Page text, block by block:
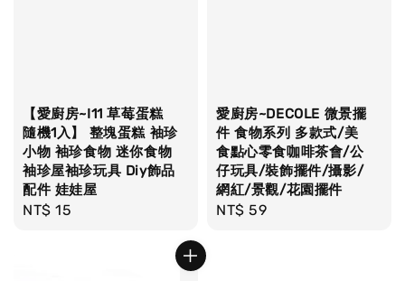
【愛廚房~I11 草莓蛋糕
隨機1入】 整塊蛋糕 袖珍
小物 袖珍食物 迷你食物
袖珍屋袖珍玩具 Diy飾品
配件 娃娃屋
Regular
NT$ 15
愛廚房~DECOLE 微景擺
件 食物系列 多款式/美
食點心零食咖啡茶會/公
仔玩具/裝飾擺件/攝影/
網紅/景觀/花園擺件
Regular
NT$ 59